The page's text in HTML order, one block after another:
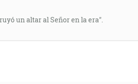
un altar al Señor en la era".